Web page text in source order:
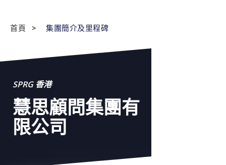
首頁 集團簡介及里程碑
SPRG 香港
慧思顧問集團有
限公司